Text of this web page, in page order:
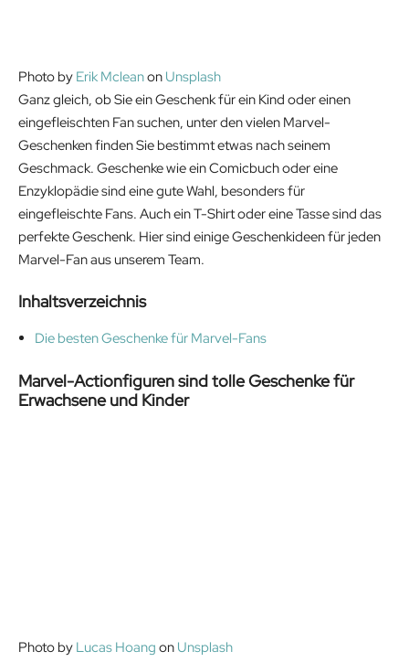
Photo by Erik Mcleanon Unsplash
Ganz gleich, ob Sie ein Geschenk für ein Kind oder einen
eingefleischten Fan suchen, unter den vielen Marvel-
Geschenken finden Sie bestimmt etwas nach seinem
Geschmack. Geschenke wie ein Comicbuch oder eine
Enzyklopädie sind eine gute Wahl, besonders für
eingefleischte Fans. Auch ein T-Shirt oder eine Tasse sind das
perfekte Geschenk. Hier sind einige Geschenkideen für jeden
Marvel-Fan aus unserem Team.
Inhaltsverzeichnis
Die besten Geschenke für Marvel-Fans
Marvel-Actionfiguren sind tolle Geschenke für
Erwachsene und Kinder
Photo by Lucas Hoang on Unsplash